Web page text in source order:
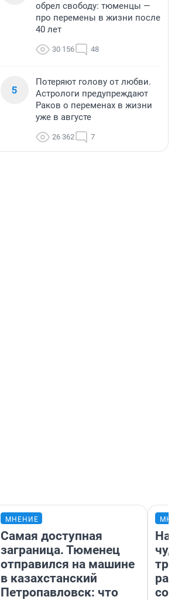
обрел свободу: тюменцы —
про перемены в жизни после
40 лет
30 156 48
5
Потеряют голову от любви.
Астрологи предупреждают
Раков о переменах в жизни
уже в августе
26 362 7
МНЕНИЕ
Самая доступная
заграница. Тюменец
отправился на машине
в казахстанский
Петропавловск: что